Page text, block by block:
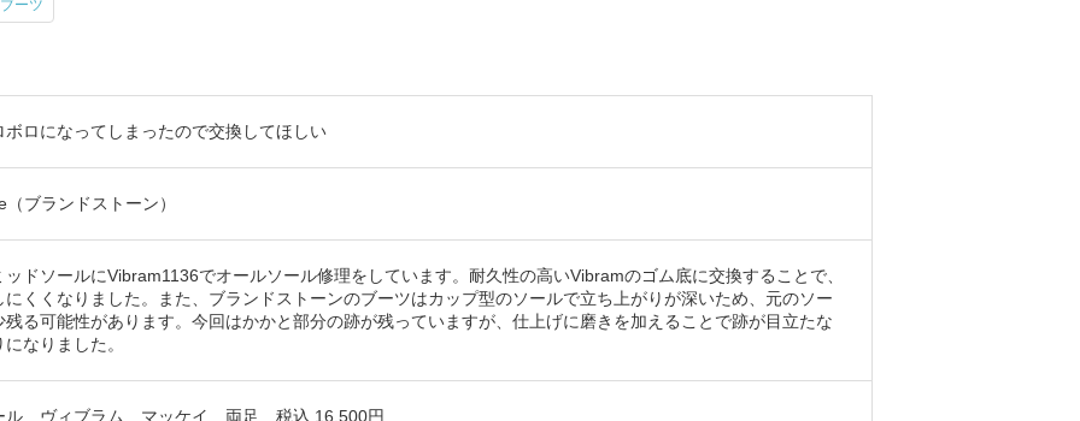
ーツ
ボロになってしまったので交換してほしい
ブランドストーン）
ッドソールにVibram1136でオールソール修理をしています。耐久性の高いVibramのゴム底に交換することで、
にくくなりました。また、ブランドストーンのブーツはカップ型のソールで立ち上がりが深いため、元のソー
残る可能性があります。今回はかかと部分の跡が残っていますが、仕上げに磨きを加えることで跡が目立たな
なりました。
ル ヴィブラム マッケイ 両足 税込 16,500円